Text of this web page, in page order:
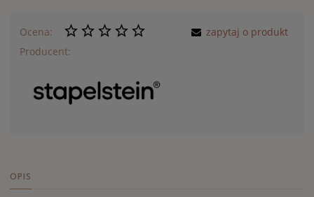
Ocena:
Producent:
zapytaj o produkt
OPIS